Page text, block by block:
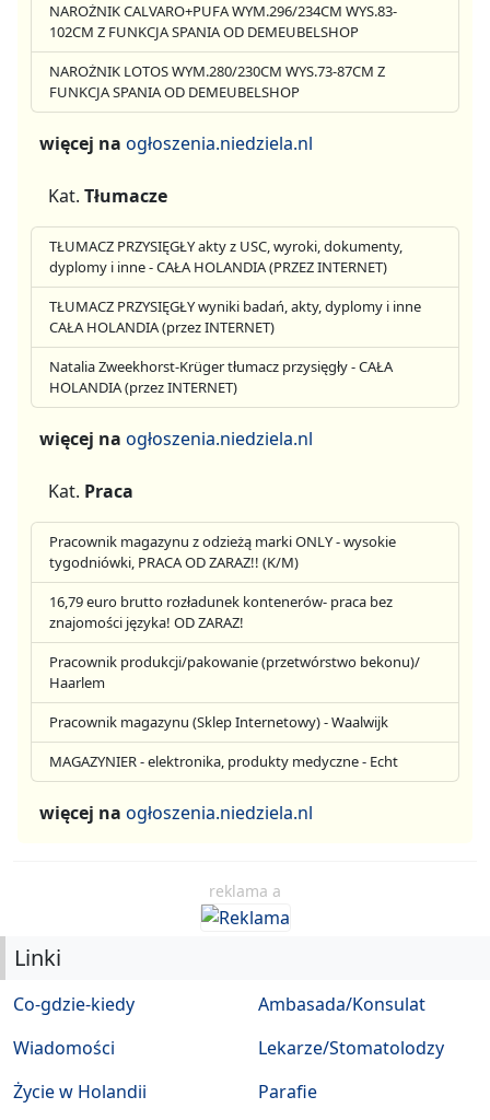
NAROŻNIK CALVARO+PUFA WYM.296/234CM WYS.83-
102CM Z FUNKCJA SPANIA OD DEMEUBELSHOP
NAROŻNIK LOTOS WYM.280/230CM WYS.73-87CM Z
FUNKCJA SPANIA OD DEMEUBELSHOP
więcej na ogłoszenia.niedziela.nl
Kat. Tłumacze
TŁUMACZ PRZYSIĘGŁY akty z USC, wyroki, dokumenty,
dyplomy i inne - CAŁA HOLANDIA (PRZEZ INTERNET)
TŁUMACZ PRZYSIĘGŁY wyniki badań, akty, dyplomy i inne
CAŁA HOLANDIA (przez INTERNET)
Natalia Zweekhorst-Krüger tłumacz przysięgły - CAŁA
HOLANDIA (przez INTERNET)
więcej na ogłoszenia.niedziela.nl
Kat. Praca
Pracownik magazynu z odzieżą marki ONLY - wysokie
tygodniówki, PRACA OD ZARAZ!! (K/M)
16,79 euro brutto rozładunek kontenerów- praca bez
znajomości języka! OD ZARAZ!
Pracownik produkcji/pakowanie (przetwórstwo bekonu)/
Haarlem
Pracownik magazynu (Sklep Internetowy) - Waalwijk
MAGAZYNIER - elektronika, produkty medyczne - Echt
więcej na ogłoszenia.niedziela.nl
reklama a
Linki
Co-gdzie-kiedy
Wiadomości
Życie w Holandii
Ambasada/Konsulat
Lekarze/Stomatolodzy
Parafie